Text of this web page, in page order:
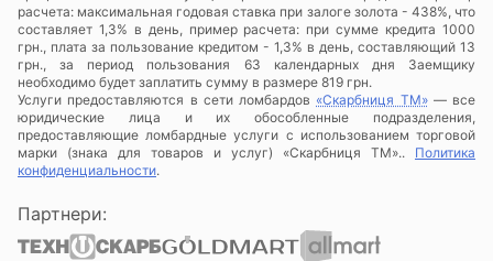
расчета: максимальная годовая ставка при залоге золота - 438%, что
составляет 1,3% в день, пример расчета: при сумме кредита 1000
грн., плата за пользование кредитом - 1,3% в день, составляющий 13
грн., за период пользования 63 календарных дня Заемщику
необходимо будет заплатить сумму в размере 819 грн.
Услуги предоставляются в сети ломбардов «Скарбниця ТМ»— все
юридические лица и их обособленные подразделения,
предоставляющие ломбардные услуги с использованием торговой
марки (знака для товаров и услуг) «Скарбниця ТМ».. Политика
конфиденциальности.
Партнери: